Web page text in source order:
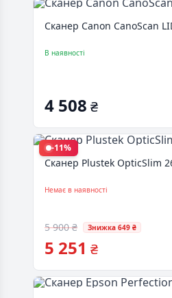
Сканер Canon CanoScan
В наявності
4 508 ₴
-11%
Сканер Plustek OpticSlim
Немає в наявності
5 900 ₴ Знижка 649 ₴
5 251 ₴